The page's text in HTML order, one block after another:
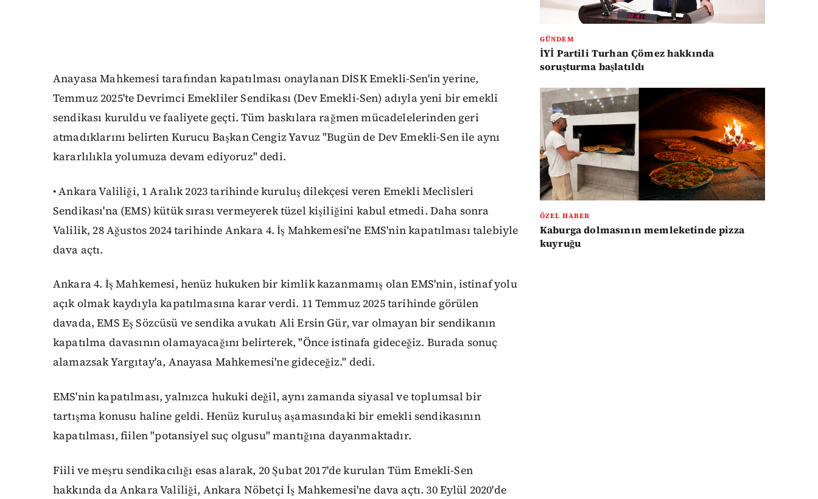
Anayasa Mahkemesi tarafından kapatılması onaylanan DİSK Emekli-Sen'in yerine,
Temmuz 2025'te Devrimci Emekliler Sendikası (Dev Emekli-Sen) adıyla yeni bir emekli
sendikası kuruldu ve faaliyete geçti. Tüm baskılara rağmen mücadelelerinden geri
atmadıklarını belirten Kurucu Başkan Cengiz Yavuz "Bugün de Dev Emekli-Sen ile aynı
kararlılıkla yolumuza devam ediyoruz" dedi.
• Ankara Valiliği, 1 Aralık 2023 tarihinde kuruluş dilekçesi veren Emekli Meclisleri
Sendikası'na (EMS) kütük sırası vermeyerek tüzel kişiliğini kabul etmedi. Daha sonra
Valilik, 28 Ağustos 2024 tarihinde Ankara 4. İş Mahkemesi'ne EMS'nin kapatılması talebiyle
dava açtı.
Ankara 4. İş Mahkemesi, henüz hukuken bir kimlik kazanmamış olan EMS'nin, istinaf yolu
açık olmak kaydıyla kapatılmasına karar verdi. 11 Temmuz 2025 tarihinde görülen
davada, EMS Eş Sözcüsü ve sendika avukatı Ali Ersin Gür, var olmayan bir sendikanın
kapatılma davasının olamayacağını belirterek, "Önce istinafa gideceğiz. Burada sonuç
alamazsak Yargıtay'a, Anayasa Mahkemesi'ne gideceğiz." dedi.
EMS'nin kapatılması, yalnızca hukuki değil, aynı zamanda siyasal ve toplumsal bir
tartışma konusu haline geldi. Henüz kuruluş aşamasındaki bir emekli sendikasının
kapatılması, fiilen "potansiyel suç olgusu" mantığına dayanmaktadır.
Fiili ve meşru sendikacılığı esas alarak, 20 Şubat 2017'de kurulan Tüm Emekli-Sen
hakkında da Ankara Valiliği, Ankara Nöbetçi İş Mahkemesi'ne dava açtı. 30 Eylül 2020'de
GÜNDEM
İYİ Partili Turhan Çömez hakkında
soruşturma başlatıldı
ÖZEL HABER
Kaburga dolmasının memleketinde pizza
kuyruğu